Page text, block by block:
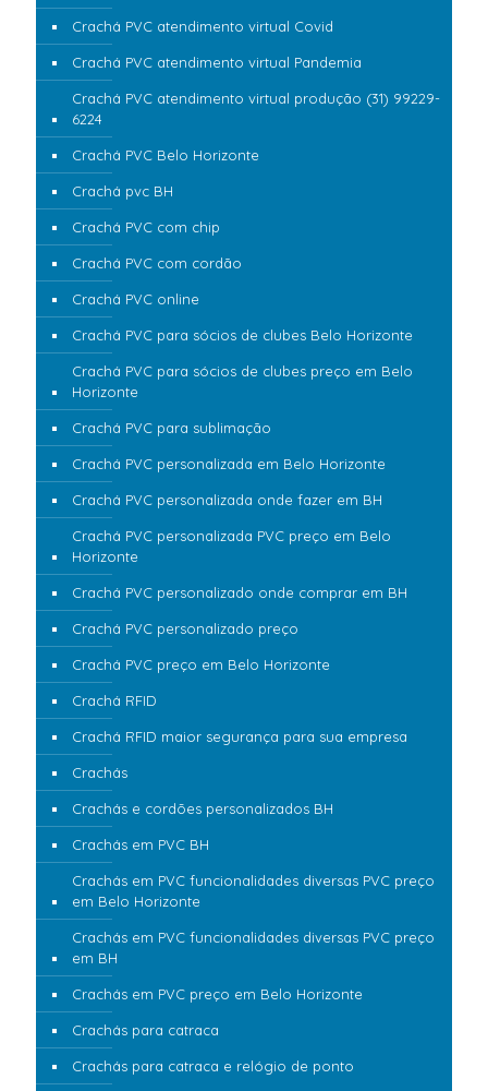
Crachá PVC atendimento virtual Covid
Crachá PVC atendimento virtual Pandemia
Crachá PVC atendimento virtual produção (31) 99229-
6224
Crachá PVC Belo Horizonte
Crachá pvc BH
Crachá PVC com chip
Crachá PVC com cordão
Crachá PVC online
Crachá PVC para sócios de clubes Belo Horizonte
Crachá PVC para sócios de clubes preço em Belo
Horizonte
Crachá PVC para sublimação
Crachá PVC personalizada em Belo Horizonte
Crachá PVC personalizada onde fazer em BH
Crachá PVC personalizada PVC preço em Belo
Horizonte
Crachá PVC personalizado onde comprar em BH
Crachá PVC personalizado preço
Crachá PVC preço em Belo Horizonte
Crachá RFID
Crachá RFID maior segurança para sua empresa
Crachás
Crachás e cordões personalizados BH
Crachás em PVC BH
Crachás em PVC funcionalidades diversas PVC preço
em Belo Horizonte
Crachás em PVC funcionalidades diversas PVC preço
em BH
Crachás em PVC preço em Belo Horizonte
Crachás para catraca
Crachás para catraca e relógio de ponto